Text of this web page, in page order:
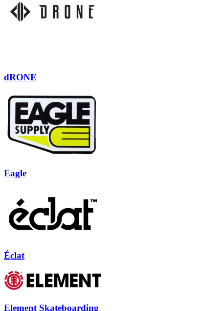
dRONE
Eagle
Éclat
Element Skateboarding